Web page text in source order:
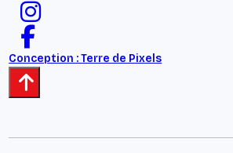
Conception : Terre de Pixels